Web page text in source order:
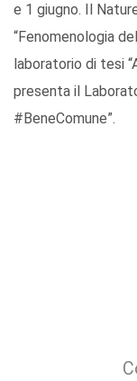
e 1 giugno. Il
“Fenomenologia
laboratorio di tesi
presenta il
#BeneComune”.